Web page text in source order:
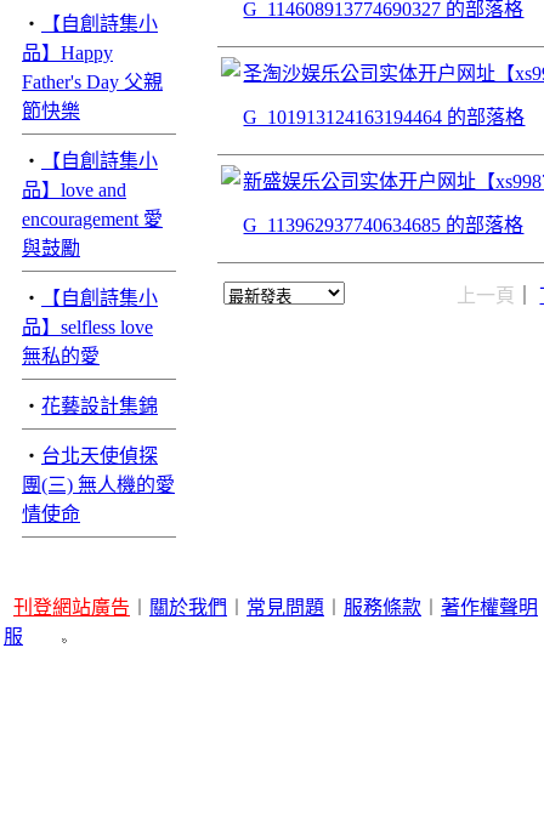
‧
【自創詩集小
品】Happy
Father's Day 父親
節快樂
‧
【自創詩集小
品】love and
encouragement 愛
與鼓勵
‧
【自創詩集小
品】selfless love
無私的愛
‧ 花藝設計集錦
‧ 台北天使偵探
團(三) 無人機的愛
情使命
G_114608913774690327 的部落格
圣淘沙娱乐公司实体开户网址【
G_101913124163194464 的部落格
新盛娱乐公司实体开户网址【
G_113962937740634685 的部落格
上一頁 ｜
刊登網站廣告 關於我們 常見問題 服務條款 著作權聲明
服